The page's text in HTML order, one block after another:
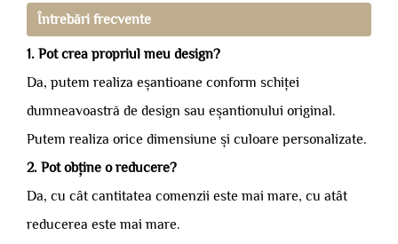
Întrebări frecvente
1. Pot crea propriul meu design?
Da, putem realiza eșantioane conform schiței
dumneavoastră de design sau eșantionului original.
Putem realiza orice dimensiune și culoare personalizate.
2. Pot obține o reducere?
Da, cu cât cantitatea comenzii este mai mare, cu atât
reducerea este mai mare.